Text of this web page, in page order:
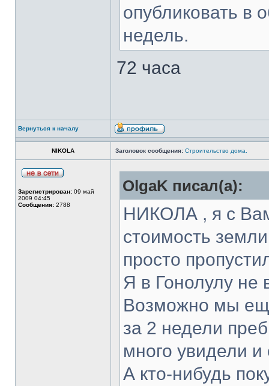
опубликовать в
недель.
72 часа
Вернуться к началу
NIKOLA Заголовок сообщения: Строительство дома.
Зарегистрирован: 09 май
2009 04:45
Сообщения: 2788
OlgaK писал(а):
НИКОЛА , я с
стоимость
просто
Я в Гонолулу
Возможно мы
за 2 недели
много увидели
А кто-нибудь